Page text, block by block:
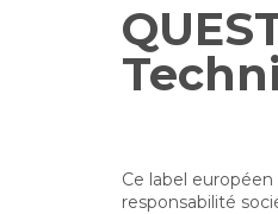
Ce label
responsabilité